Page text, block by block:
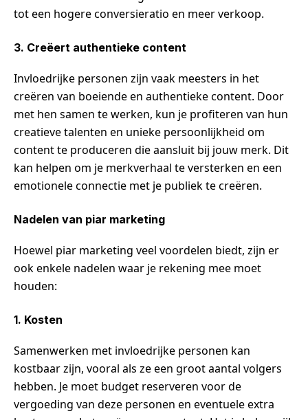
tot een hogere conversieratio en meer verkoop.
3. Creëert authentieke content
Invloedrijke personen zijn vaak meesters in het
creëren van boeiende en authentieke content. Door
met hen samen te werken, kun je profiteren van hun
creatieve talenten en unieke persoonlijkheid om
content te produceren die aansluit bij jouw merk. Dit
kan helpen om je merkverhaal te versterken en een
emotionele connectie met je publiek te creëren.
Nadelen van piar marketing
Hoewel piar marketing veel voordelen biedt, zijn er
ook enkele nadelen waar je rekening mee moet
houden:
1. Kosten
Samenwerken met invloedrijke personen kan
kostbaar zijn, vooral als ze een groot aantal volgers
hebben. Je moet budget reserveren voor de
vergoeding van deze personen en eventuele extra